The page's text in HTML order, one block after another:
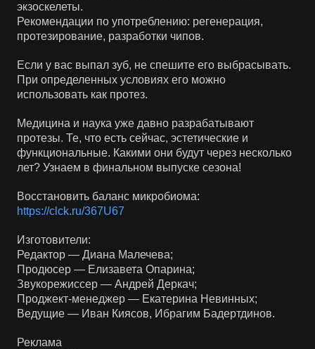
экзоскелеты.
Рекомендации по употреблению: регенерация,
протезирование, разработки чипов.
Если у вас выпал зуб, не спешите его выбрасывать.
При определенных условиях его можно
использовать как протез.
Медицина и наука уже давно разрабатывают
протезы. Те, что есть сейчас, эстетические и
функциональные. Какими они будут через несколько
лет? Узнаем в финальном выпуске сезона!
Восстановить баланс микробиома:
https://clck.ru/367U67
Изготовители:
Редактор — Диана Малечева;
Продюсер — Елизавета Опарина;
Звукорежиссер — Андрей Деркач;
Проджект-менеджер — Екатерина Невинных;
Ведущие — Иван Киясов, Ибрагим Бадертдинов.
Реклама